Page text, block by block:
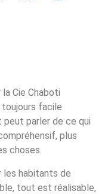
Cie Chaboti
toujours facile
peut parler de ce qui
plus
choses.
les habitants de
tout est réalisable,